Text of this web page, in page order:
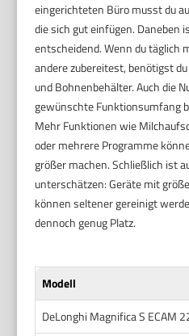
eingerichteten Büro musst du
die sich gut einfügen. Daneben
entscheidend. Wenn du täglich
andere zubereitest, benötigst
und Bohnenbehälter. Auch die
gewünschte Funktionsumfang
Mehr Funktionen wie
oder mehrere Programme
größer machen. Schließlich ist
unterschätzen: Geräte mit
können seltener gereinigt
dennoch genug Platz.
Modell
DeLonghi Magnifica S ECAM